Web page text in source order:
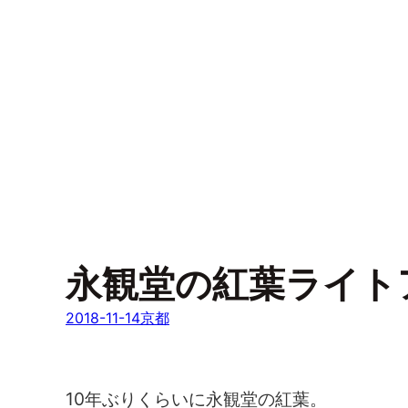
永観堂の紅葉ライ
2018-11-14京都
10年ぶりくらいに永観堂の紅葉。